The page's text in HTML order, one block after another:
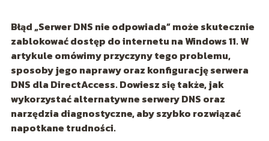
Błąd „Serwer DNS nie odpowiada” może skutecznie
zablokować dostęp do internetu na Windows 11. W
artykule omówimy przyczyny tego problemu,
sposoby jego naprawy oraz konfigurację serwera
DNS dla DirectAccess. Dowiesz się także, jak
wykorzystać alternatywne serwery DNS oraz
narzędzia diagnostyczne, aby szybko rozwiązać
napotkane trudności.